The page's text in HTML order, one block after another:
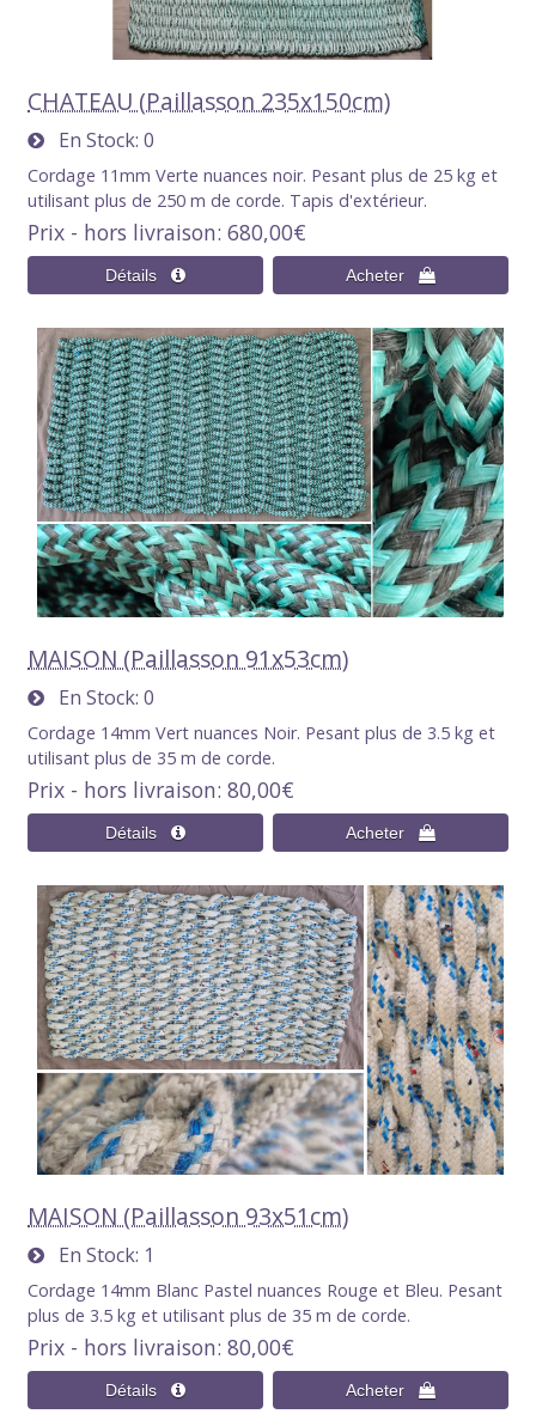
CHATEAU (Paillasson 235x150cm)
En Stock 0
Cordage 11mm Verte nuances noir. Pesant plus de 25 kg et
utilisant plus de 250 m de corde. Tapis d'extérieur.
Prix - hors livraison 680,00€
MAISON (Paillasson 91x53cm)
En Stock 0
Cordage 14mm Vert nuances Noir. Pesant plus de 3.5 kg et
utilisant plus de 35 m de corde.
Prix - hors livraison 80,00€
MAISON (Paillasson 93x51cm)
En Stock 1
Cordage 14mm Blanc Pastel nuances Rouge et Bleu. Pesant
plus de 3.5 kg et utilisant plus de 35 m de corde.
Prix - hors livraison 80,00€